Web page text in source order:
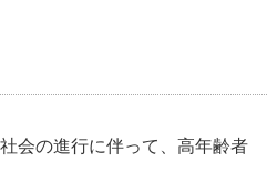
会の進行に伴って、高年齢者